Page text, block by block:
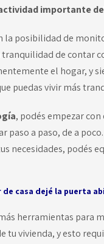
importante
la posibilidad de
de contar
el hogar, y
puedas vivir más
, podés empezar con
a paso, de a
necesidades, podés
de casa dejé la puerta
herramientas para
tu vivienda, y esto